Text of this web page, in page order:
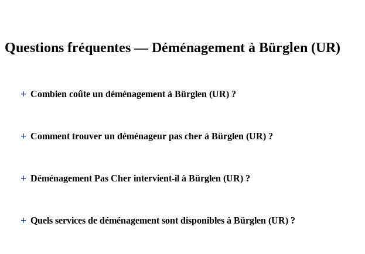
Questions fréquentes — Déménagement à Bürglen (UR)
Combien coûte un déménagement à Bürglen (UR) ?
Comment trouver un déménageur pas cher à Bürglen (UR) ?
Déménagement Pas Cher intervient-il à Bürglen (UR) ?
Quels services de déménagement sont disponibles à Bürglen (UR) ?